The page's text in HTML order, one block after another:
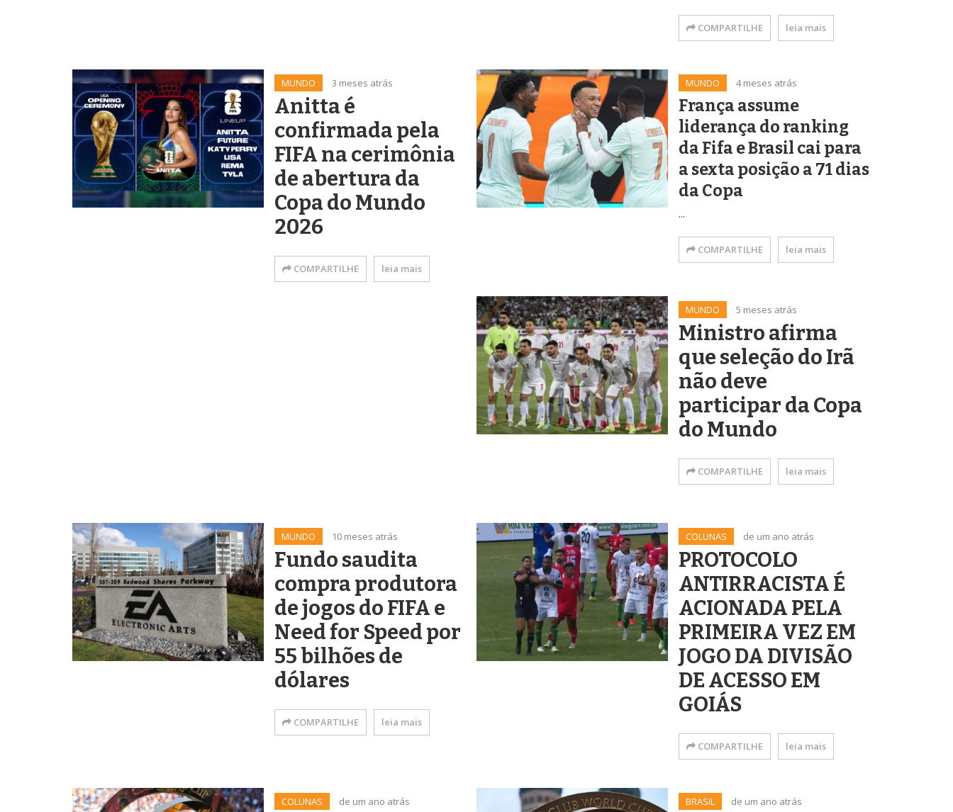
COMPARTILHE leia mais
MUNDO 3 meses atrás
Anitta é
confirmada pela
FIFA na cerimônia
de abertura da
Copa do Mundo
2026
COMPARTILHE leia mais
MUNDO 4 meses atrás
França assume
liderança do ranking
da Fifa e Brasil cai para
a sexta posição a 71 dias
da Copa
...
COMPARTILHE leia mais
MUNDO 5 meses atrás
Ministro afirma
que seleção do Irã
não deve
participar da Copa
do Mundo
COMPARTILHE leia mais
MUNDO 10 meses atrás
Fundo saudita
compra produtora
de jogos do FIFA e
Need for Speed por
55 bilhões de
dólares
COMPARTILHE leia mais
COLUNAS de um ano atrás
PROTOCOLO
ANTIRRACISTA É
ACIONADA PELA
PRIMEIRA VEZ EM
JOGO DA DIVISÃO
DE ACESSO EM
GOIÁS
COMPARTILHE leia mais
COLUNAS de um ano atrás BRASIL de um ano atrás